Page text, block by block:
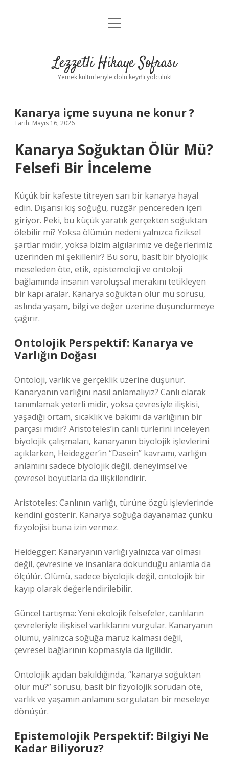
Anasayfa
Yasal Uyarı
menüyü
Lezzetli Hikaye Sofrası
Yemek kültürleriyle dolu keyifli yolculuk!
Kanarya içme suyuna ne konur ?
Tarih: Mayıs 16, 2026
Kanarya Soğuktan Ölür Mü?
Felsefi Bir İnceleme
Küçük bir kafeste titreyen sarı bir kanarya hayal
edin. Dışarısı kış soğuğu, rüzgâr pencereden içeri
giriyor. Peki, bu küçük yaratık gerçekten soğuktan
ölebilir mi? Yoksa ölümün nedeni yalnızca fiziksel
şartlar mıdır, yoksa bizim algılarımız ve değerlerimiz
üzerinden mi şekillenir? Bu soru, basit bir biyolojik
meseleden öte, etik, epistemoloji ve ontoloji
bağlamında insanın varoluşsal merakını tetikleyen
bir kapı aralar. Kanarya soğuktan ölür mü sorusu,
aslında yaşam, bilgi ve değer üzerine düşündürmeye
çağırır.
Ontolojik Perspektif: Kanarya ve
Varlığın Doğası
Ontoloji, varlık ve gerçeklik üzerine düşünür.
Kanaryanın varlığını nasıl anlamalıyız? Canlı olarak
tanımlamak yeterli midir, yoksa çevresiyle ilişkisi,
yaşadığı ortam, sıcaklık ve bakımı da varlığının bir
parçası mıdır? Aristoteles’in canlı türlerini inceleyen
biyolojik çalışmaları, kanaryanın biyolojik işlevlerini
açıklarken, Heidegger’in “Dasein” kavramı, varlığın
anlamını sadece biyolojik değil, deneyimsel ve
çevresel boyutlarla da ilişkilendirir.
Aristoteles: Canlının varlığı, türüne özgü işlevlerinde
kendini gösterir. Kanarya soğuğa dayanamaz çünkü
fizyolojisi buna izin vermez.
Heidegger: Kanaryanın varlığı yalnızca var olması
değil, çevresine ve insanlara dokunduğu anlamla da
ölçülür. Ölümü, sadece biyolojik değil, ontolojik bir
kayıp olarak değerlendirilebilir.
Güncel tartışma: Yeni ekolojik felsefeler, canlıların
çevreleriyle ilişkisel varlıklarını vurgular. Kanaryanın
ölümü, yalnızca soğuğa maruz kalması değil,
çevresel bağlarının kopmasıyla da ilgilidir.
Ontolojik açıdan bakıldığında, “kanarya soğuktan
ölür mü?” sorusu, basit bir fizyolojik sorudan öte,
varlık ve yaşamın anlamını sorgulatan bir meseleye
dönüşür.
Epistemolojik Perspektif: Bilgiyi Ne
Kadar Biliyoruz?